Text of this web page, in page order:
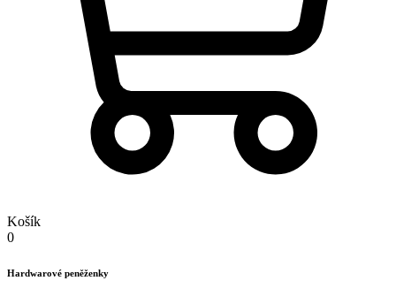
Košík
0
Hardwarové peněženky